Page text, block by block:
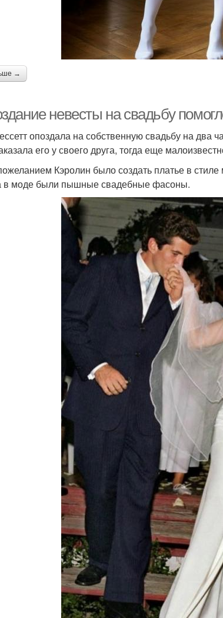
→
невесты на свадьбу
опоздала на собственную свадьбу на два
его у своего друга, тогда еще
Кэролин было создать платье в
в моде были пышные свадебные фасоны.